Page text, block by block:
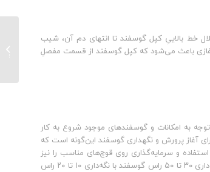
خط بالاییِ کپل گوسفند تا انتهای دم آن، شیب
باعث می‌شود که کپل گوسفند از قسمت مفصلِ
به امکانات و گوسفندهای موجود شروع به کار
آغاز پرورش و نگهداری گوسفند این‌گونه است که
این تعداد میش امکان استفاده و سرمایه‌گذاری روی قوچ‌های مناسب را نیز
فراهم می‌کند. نکته مهمی که هر دام‌داری باید بداند این است که در پرورش گوسفند به روش نوین نگه‌داری ۳۰ تا ۵۰ راس گوسفند با نگه‌داری ۱۰ تا ۲۰ راس